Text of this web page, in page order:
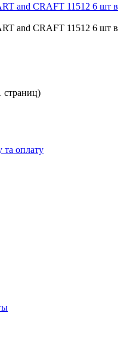
and CRAFT 11512 6 шт в
and CRAFT 11512 6 шт в
страниц)
та оплату